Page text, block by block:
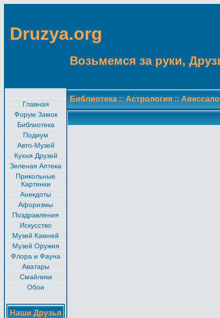
Druzya.org
Возьмемся за руки,
Главная
Форум Замок
Библиотека
Подиум
Авто-Музей
Кухня Друзей
Зеленая Аптека
Прикольные
Картинки
Анекдоты
Афоризмы
Поздравления
Искусство
Музей Камней
Музей Оружия
Флора и Фауна
Аватары
Смайлики
Обои
Наши Друзья
Библиотека :: Астрология ::